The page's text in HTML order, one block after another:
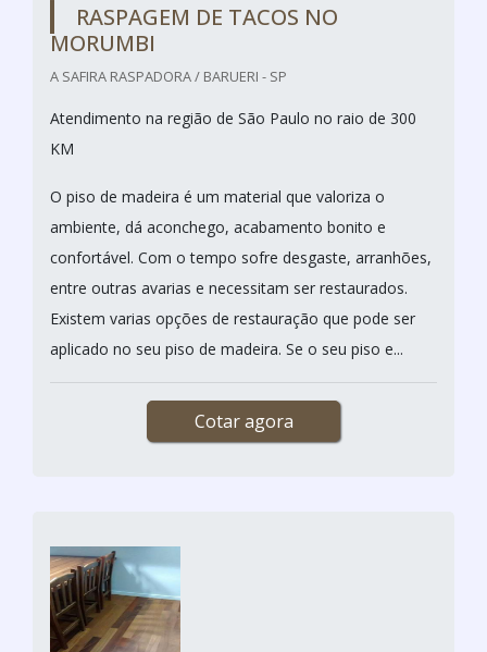
RASPAGEM DE TACOS NO
MORUMBI
A SAFIRA RASPADORA / BARUERI - SP
Atendimento na região de São Paulo no raio de 300
KM
O piso de madeira é um material que valoriza o
ambiente, dá aconchego, acabamento bonito e
confortável. Com o tempo sofre desgaste, arranhões,
entre outras avarias e necessitam ser restaurados.
Existem varias opções de restauração que pode ser
aplicado no seu piso de madeira. Se o seu piso e...
Cotar agora